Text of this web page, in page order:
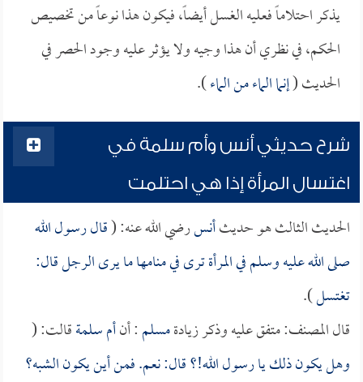
يذكر احتلاماً فعليه الغسل أيضاً، فيكون هذا نوعاً من تخصيص
الحكم، في نظري أن هذا وجيه ولا يؤثر عليه وجود الحصر في
الحديث (إنما الماء من الماء).
شرح حديثي أنس وأم سلمة في
اغتسال المرأة إذا هي احتلمت
الحديث الثالث هو حديثأنسرضي الله عنه: (قال رسول الله
صلى الله عليه وسلم في المرأة ترى في منامها ما يرى الرجل قال:
تغتسل).
قال المصنف: متفق عليه وذكر زيادةمسلم: أنأم سلمةقالت: (
وهل يكون ذلك يا رسول الله!؟ قال: نعم. فمن أين يكون الشبه؟